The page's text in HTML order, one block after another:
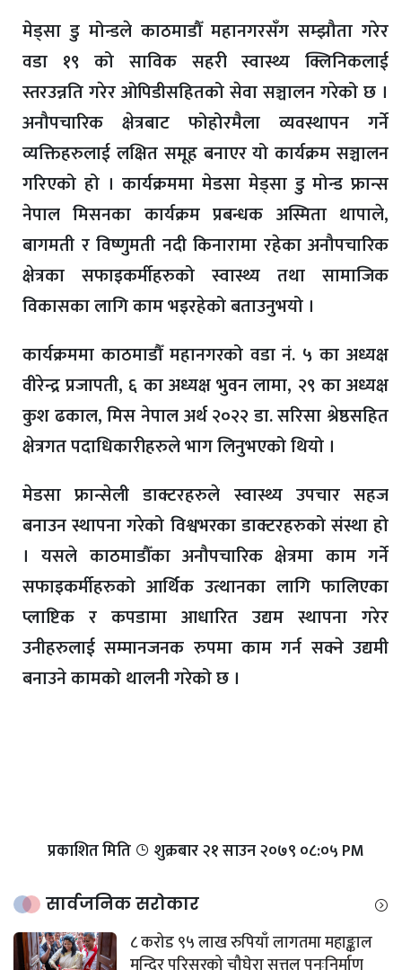
मेड्सा डु मोन्डले काठमाडौँ महानगरसँग सम्झौता गरेर
वडा १९ को साविक सहरी स्वास्थ्य क्लिनिकलाई
स्तरउन्नति गरेर ओपिडीसहितको सेवा सञ्चालन गरेको छ ।
अनौपचारिक क्षेत्रबाट फोहोरमैला व्यवस्थापन गर्ने
व्यक्तिहरुलाई लक्षित समूह बनाएर यो कार्यक्रम सञ्चालन
गरिएको हो । कार्यक्रममा मेडसा मेड्सा डु मोन्ड फ्रान्स
नेपाल मिसनका कार्यक्रम प्रबन्धक अस्मिता थापाले,
बागमती र विष्णुमती नदी किनारामा रहेका अनौपचारिक
क्षेत्रका सफाइकर्मीहरुको स्वास्थ्य तथा सामाजिक
विकासका लागि काम भइरहेको बताउनुभयो ।
कार्यक्रममा काठमाडौँ महानगरको वडा नं. ५ का अध्यक्ष
वीरेन्द्र प्रजापती, ६ का अध्यक्ष भुवन लामा, २९ का अध्यक्ष
कुश ढकाल, मिस नेपाल अर्थ २०२२ डा. सरिसा श्रेष्ठसहित
क्षेत्रगत पदाधिकारीहरुले भाग लिनुभएको थियो ।
मेडसा फ्रान्सेली डाक्टरहरुले स्वास्थ्य उपचार सहज
बनाउन स्थापना गरेको विश्वभरका डाक्टरहरुको संस्था हो
। यसले काठमाडौँका अनौपचारिक क्षेत्रमा काम गर्ने
सफाइकर्मीहरुको आर्थिक उत्थानका लागि फालिएका
प्लाष्टिक र कपडामा आधारित उद्यम स्थापना गरेर
उनीहरुलाई सम्मानजनक रुपमा काम गर्न सक्ने उद्यमी
बनाउने कामको थालनी गरेको छ ।
प्रकाशित मिति शुक्रबार​ २१ साउन २०७९ ०८:०५ PM
सार्वजनिक सरोकार
८ करोड ९५ लाख रुपियाँ लागतमा महाङ्काल